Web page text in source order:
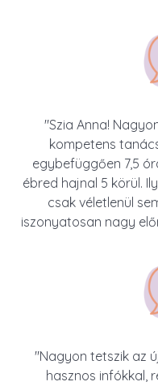
"Szia Anna!
kompetens
egybefüggően 7,5
ébred hajnal 5 körül.
csak véletlenül
iszonyatosan nagy
"Nagyon tetszik az
hasznos infókkal,